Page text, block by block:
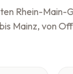
Rhein-Main-
Mainz, von